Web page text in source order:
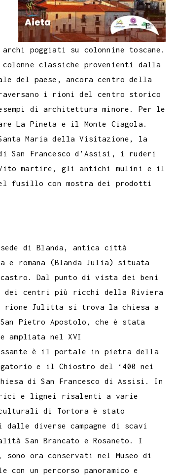
poggiati su colonnine toscane.
classiche provenienti dalla
del paese, ancora centro della
i rioni del centro storico
di architettura minore. Per le
La Pineta e il Monte Ciagola.
Maria della Visitazione, la
San Francesco d’Assisi, i ruderi
Vito martire, gli antichi mulini e il
fusillo con mostra dei prodotti
di Blanda, antica città
e romana (Blanda Julia) situata
Dal punto di vista dei beni
dei centri più ricchi della Riviera
rione Julitta si trova la chiesa a
Pietro Apostolo, che è stata
ampliata nel XVI
è il portale in pietra della
e il Chiostro del ‘400 nei
di San Francesco di Assisi. In
e lignei risalenti a varie
di Tortora è stato
diverse campagne di scavi
San Brancato e Rosaneto. I
ora conservati nel Museo di
un percorso panoramico e